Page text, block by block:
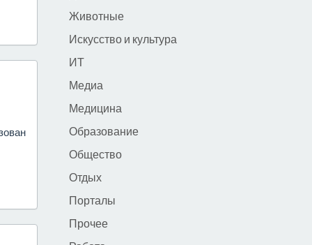
Животные
Искусство и культура
ИТ
Медиа
Медицина
Образование
Общество
Отдых
Порталы
Прочее